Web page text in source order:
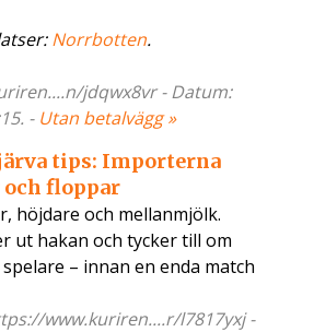
Norrbotten.
jdqwx8vr - Datum:
- Utan betalvägg »
tips: Importerna
floppar
höjdare och mellanmjölk.
ut hakan och tycker till om
– innan en enda match
www.kuriren....r/l7817yxj -